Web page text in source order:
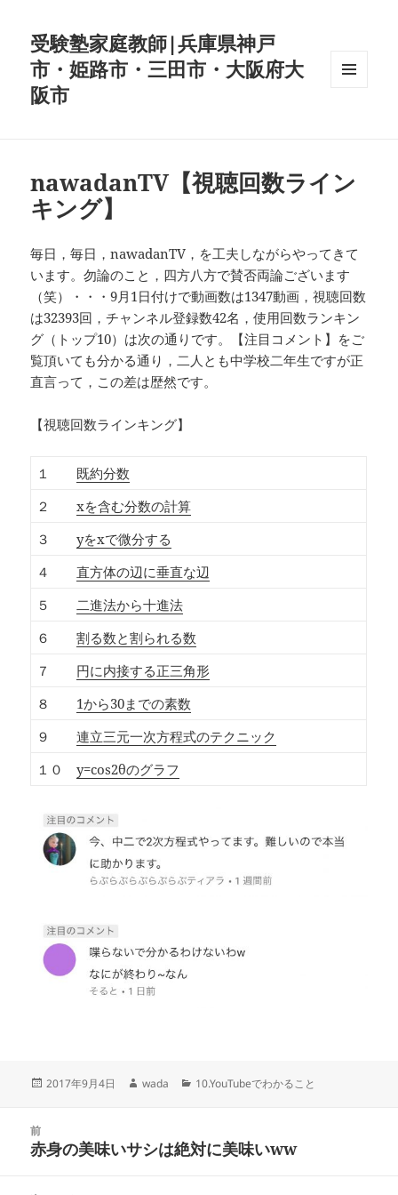
受験塾家庭教師|兵庫県神戸
市・姫路市・三田市・大阪府大
阪市
nawadanTV【視聴回数ライン
キング】
毎日，毎日，nawadanTV，を工夫しながらやってきて
います。勿論のこと，四方八方で賛否両論ございます
（笑）・・・9月1日付けで動画数は1347動画，視聴回数
は32393回，チャンネル登録数42名，使用回数ランキン
グ（トップ10）は次の通りです。【注目コメント】をご
覧頂いても分かる通り，二人とも中学校二年生ですが正
直言って，この差は歴然です。
【視聴回数ラインキング】
１ 既約分数
２xを含む分数の計算
３yをxで微分する
４直方体の辺に垂直な辺
５二進法から十進法
６割る数と割られる数
７ 円に内接する正三角形
８ 1から30までの素数
９連立三元一次方程式のテクニック
１０y=cos2θのグラフ
投
2017年9月4日
作
wada
カ
ー
10.YouTubeでわかること
前
前
赤身の美味いサシは絶対に美味いww